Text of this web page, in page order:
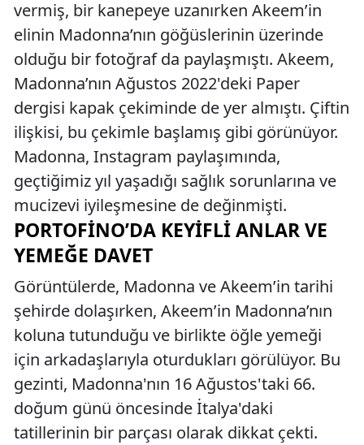
vermiş, bir kanepeye uzanırken Akeem’in
elinin Madonna’nın göğüslerinin üzerinde
olduğu bir fotoğraf da paylaşmıştı. Akeem,
Madonna’nın Ağustos 2022'deki Paper
dergisi kapak çekiminde de yer almıştı. Çiftin
ilişkisi, bu çekimle başlamış gibi görünüyor.
Madonna, Instagram paylaşımında,
geçtiğimiz yıl yaşadığı sağlık sorunlarına ve
mucizevi iyileşmesine de değinmişti.
PORTOFINO’DA KEYIFLI ANLAR VE
YEMEĞE DAVET
Görüntülerde, Madonna ve Akeem’in tarihi
şehirde dolaşırken, Akeem’in Madonna’nın
koluna tutunduğu ve birlikte öğle yemeği
için arkadaşlarıyla oturdukları görülüyor. Bu
gezinti, Madonna'nın 16 Ağustos'taki 66.
doğum günü öncesinde İtalya'daki
tatillerinin bir parçası olarak dikkat çekti.